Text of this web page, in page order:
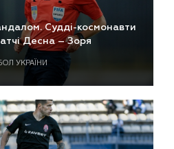
Судді-космонавти
Десна – Зоря
УКРАЇНИ